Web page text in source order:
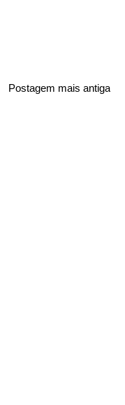
Postagem mais antiga